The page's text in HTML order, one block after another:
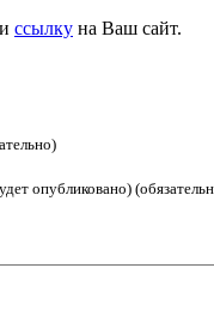
ссылку на Ваш сайт.
опубликовано)